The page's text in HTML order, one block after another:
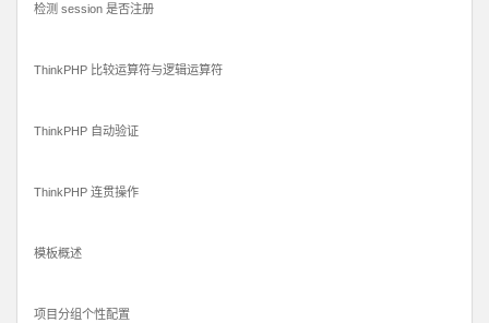
检测 session 是否注册
ThinkPHP 比较运算符与逻辑运算符
ThinkPHP 自动验证
ThinkPHP 连贯操作
模板概述
项目分组个性配置